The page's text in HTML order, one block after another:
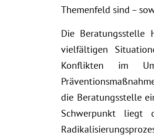
Themenfeld sind –
Die Beratungsstelle
vielfältigen
Konflikten im
die Beratungsstelle
Schwerpunkt liegt